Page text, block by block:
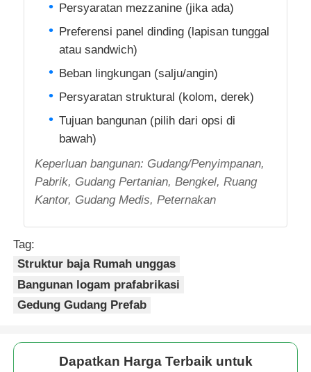
Persyaratan mezzanine (jika ada)
Preferensi panel dinding (lapisan tunggal
atau sandwich)
Beban lingkungan (salju/angin)
Persyaratan struktural (kolom, derek)
Tujuan bangunan (pilih dari opsi di
bawah)
Keperluan bangunan: Gudang/Penyimpanan,
Pabrik, Gudang Pertanian, Bengkel, Ruang
Kantor, Gudang Medis, Peternakan
Tag:
Struktur baja Rumah unggas
Bangunan logam prafabrikasi
Gedung Gudang Prefab
Dapatkan Harga Terbaik untuk